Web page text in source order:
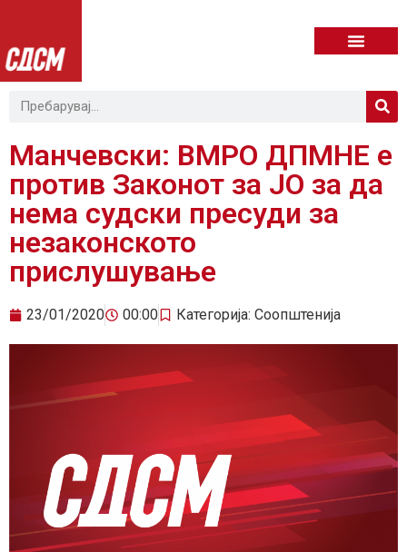
Манчевски: ВМРО ДПМНЕ е
против Законот за ЈО за да
нема судски пресуди за
незаконското
прислушување
23/01/2020 00:00 Категорија: Соопштенија